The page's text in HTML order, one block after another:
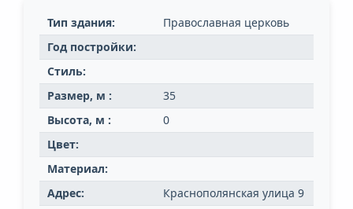
Тип здания:
Православная церковь
Год постройки:
Стиль:
Размер, м :
35
Высота, м :
0
Цвет:
Материал:
Адрес:
Краснополянская улица 9